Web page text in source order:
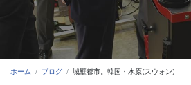
ホーム ブログ 城壁都市。韓国・水原(スウォン)